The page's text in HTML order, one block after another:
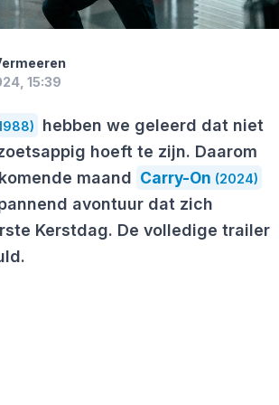
15:39
hebben we geleerd dat niet
hoeft te zijn. Daarom
maand Carry-On (2024)
avontuur dat zich
Kerstdag. De volledige trailer